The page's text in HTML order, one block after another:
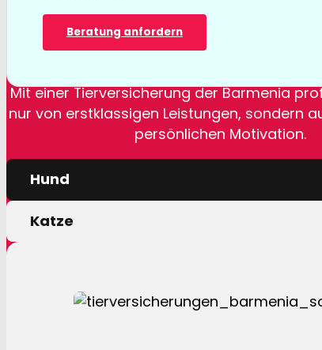
Beratung anfordern
Mit einer Tierversicherung der Barmenia
nur von erstklassigen Leistungen, sondern
persönlichen Motivation.
Hund
Katze